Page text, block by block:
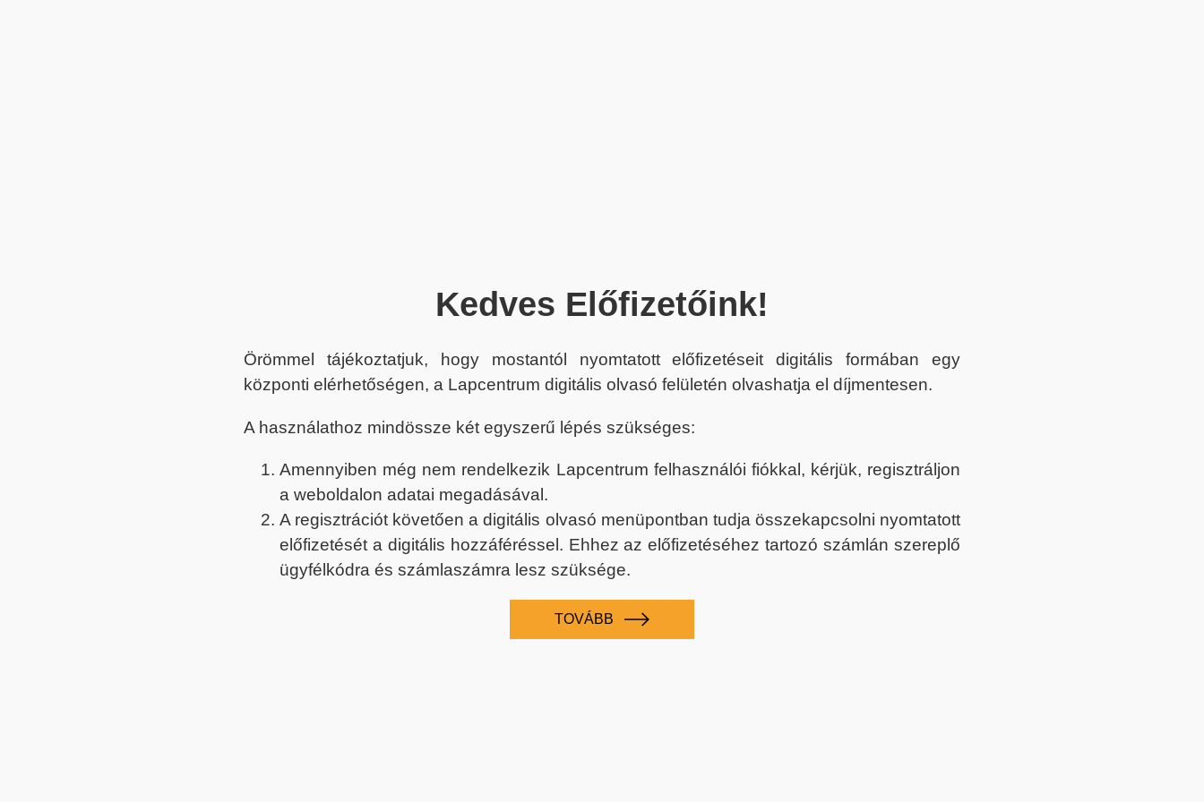
Kedves Előfizetőink!
Örömmel tájékoztatjuk, hogy mostantól nyomtatott előfizetéseit digitális formában egy
központi elérhetőségen, a Lapcentrum digitális olvasó felületén olvashatja el díjmentesen.
A használathoz mindössze két egyszerű lépés szükséges:
Amennyiben még nem rendelkezik Lapcentrum felhasználói fiókkal, kérjük, regisztráljon
a weboldalon adatai megadásával.
A regisztrációt követően a digitális olvasó menüpontban tudja összekapcsolni nyomtatott
előfizetését a digitális hozzáféréssel. Ehhez az előfizetéséhez tartozó számlán szereplő
ügyfélkódra és számlaszámra lesz szüksége.
TOVÁBB